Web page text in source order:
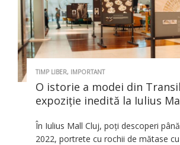
TIMP LIBER, IMPORTANT
O istorie a modei din
expoziţie inedită la Iulius
În Iulius Mall Cluj, poți descoperi
2022, portrete cu rochii de mătase